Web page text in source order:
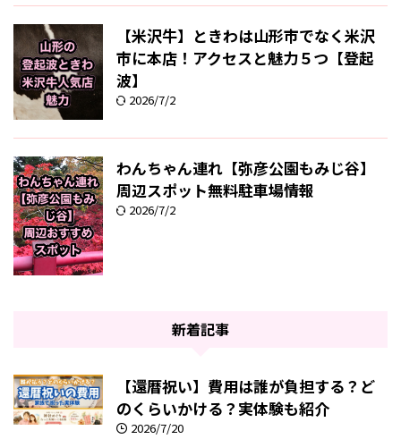
【米沢牛】ときわは山形市でなく米沢
市に本店！アクセスと魅力５つ【登起
波】
2026/7/2
わんちゃん連れ【弥彦公園もみじ谷】
周辺スポット無料駐車場情報
2026/7/2
新着記事
【還暦祝い】費用は誰が負担する？ど
のくらいかける？実体験も紹介
2026/7/20